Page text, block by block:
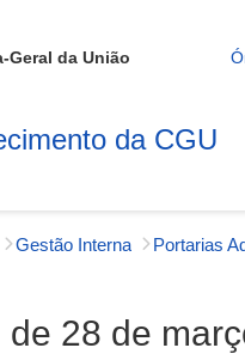
Geral da União
da CGU
Gestão Interna
28 de